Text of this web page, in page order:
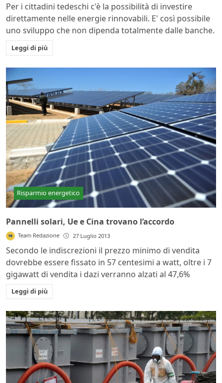
Per i cittadini tedeschi c'è la possibilità di investire
direttamente nelle energie rinnovabili. E' così possibile
uno sviluppo che non dipenda totalmente dalle banche.
Leggi di più
Risparmio energetico
Pannelli solari, Ue e Cina trovano l’accordo
Team Redazione 27 Luglio 2013
Secondo le indiscrezioni il prezzo minimo di vendita
dovrebbe essere fissato in 57 centesimi a watt, oltre i 7
gigawatt di vendita i dazi verranno alzati al 47,6%
Leggi di più